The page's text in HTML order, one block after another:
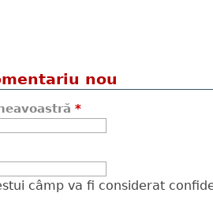
nou
*
câmp va fi considerat